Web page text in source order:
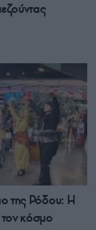
της Ρόδου: Η
κόσμο